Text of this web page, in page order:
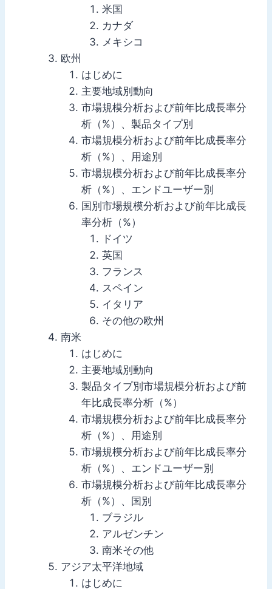
米国
カナダ
メキシコ
欧州
はじめに
主要地域別動向
市場規模分析および前年比成長率分
析（%）、製品タイプ別
市場規模分析および前年比成長率分
析（%）、用途別
市場規模分析および前年比成長率分
析（%）、エンドユーザー別
国別市場規模分析および前年比成長
率分析（%）
ドイツ
英国
フランス
スペイン
イタリア
その他の欧州
南米
はじめに
主要地域別動向
製品タイプ別市場規模分析および前
年比成長率分析（%）
市場規模分析および前年比成長率分
析（%）、用途別
市場規模分析および前年比成長率分
析（%）、エンドユーザー別
市場規模分析および前年比成長率分
析（%）、国別
ブラジル
アルゼンチン
南米その他
アジア太平洋地域
はじめに